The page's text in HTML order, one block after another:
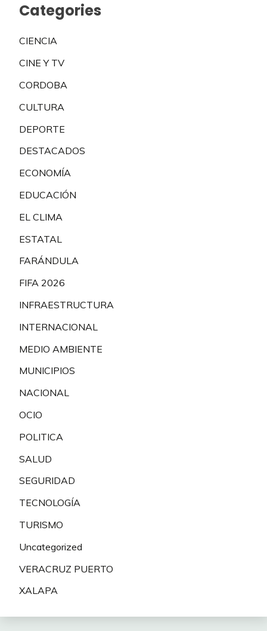
Categories
CIENCIA
CINE Y TV
CORDOBA
CULTURA
DEPORTE
DESTACADOS
ECONOMÍA
EDUCACIÓN
EL CLIMA
ESTATAL
FARÁNDULA
FIFA 2026
INFRAESTRUCTURA
INTERNACIONAL
MEDIO AMBIENTE
MUNICIPIOS
NACIONAL
OCIO
POLITICA
SALUD
SEGURIDAD
TECNOLOGÍA
TURISMO
Uncategorized
VERACRUZ PUERTO
XALAPA